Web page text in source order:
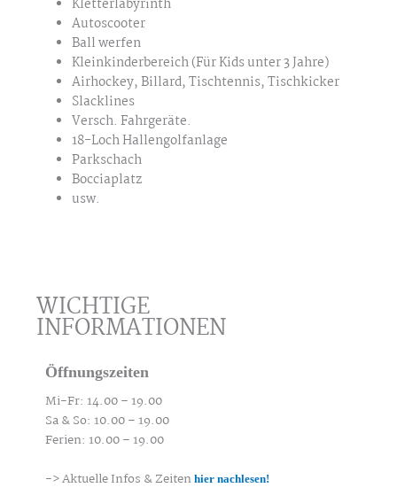
Kletterlabyrinth
Autoscooter
Ball werfen
Kleinkinderbereich (Für Kids unter 3 Jahre)
Airhockey, Billard, Tischtennis, Tischkicker
Slacklines
Versch. Fahrgeräte.
18-Loch Hallengolfanlage
Parkschach
Bocciaplatz
usw.
WICHTIGE
INFORMATIONEN
Öffnungszeiten
Mi-Fr: 14.00 – 19.00
Sa & So: 10.00 – 19.00
Ferien: 10.00 – 19.00
-> Aktuelle Infos & Zeitenhier nachlesen!